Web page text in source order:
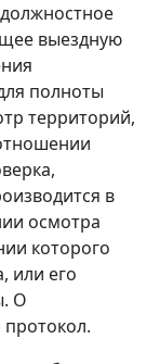
выездную
полноты
территорий,
в
осмотра
которого
или его
О
протокол.